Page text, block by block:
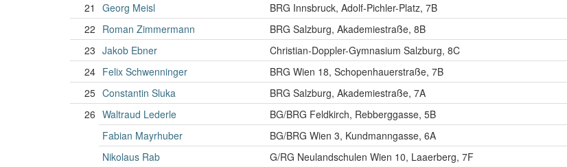
21
Georg Meisl BRG Innsbruck, Adolf-Pichler-Platz, 7B
22 Roman Zimmermann BRG Salzburg, Akademiestraße, 8B
23 Jakob Ebner Christian-Doppler-Gymnasium Salzburg, 8C
24 Felix Schwenninger BRG Wien 18, Schopenhauerstraße, 7B
25 Constantin Sluka BRG Salzburg, Akademiestraße, 7A
26 Waltraud Lederle BG/BRG Feldkirch, Rebberggasse, 5B
Fabian Mayrhuber
BG/BRG Wien 3, Kundmanngasse, 6A
Nikolaus Rab
G/RG Neulandschulen Wien 10, Laaerberg, 7F